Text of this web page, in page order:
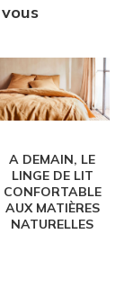
A DEMAIN, LE
LINGE DE LIT
CONFORTABLE
AUX MATIÈRES
NATURELLES